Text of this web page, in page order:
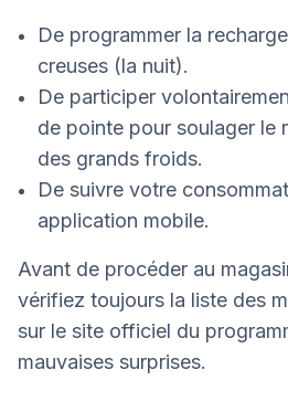
De programmer la
creuses (la nuit).
De participer
de pointe pour soulager le
des grands froids.
De suivre votre
application mobile.
Avant de procéder au
vérifiez toujours la liste des
sur le site officiel du
mauvaises surprises.